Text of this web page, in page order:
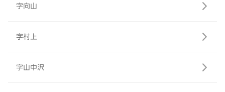
字向山
字村上
字山中沢